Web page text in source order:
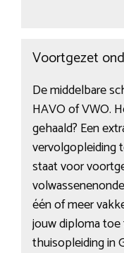
Voortgezet
De middelbare
HAVO of VWO.
gehaald? Een
vervolgopleiding
staat voor
één of meer
jouw diploma
thuisopleiding in